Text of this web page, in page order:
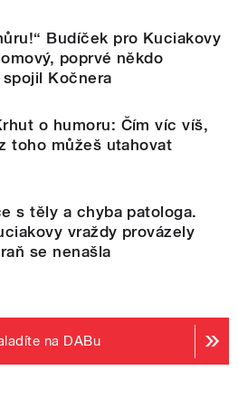
Budíček pro Kuciakovy
poprvé někdo
Kočnera
o humoru: Čím víc víš,
toho můžeš utahovat
s těly a chyba patologa.
vraždy provázely
se nenašla
na DABu